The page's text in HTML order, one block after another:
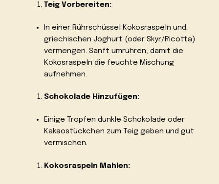
Teig Vorbereiten:
In einer Rührschüssel Kokosraspeln und
griechischen Joghurt (oder Skyr/Ricotta)
vermengen. Sanft umrühren, damit die
Kokosraspeln die feuchte Mischung
aufnehmen.
Schokolade Hinzufügen:
Einige Tropfen dunkle Schokolade oder
Kakaostückchen zum Teig geben und gut
vermischen.
Kokosraspeln Mahlen: